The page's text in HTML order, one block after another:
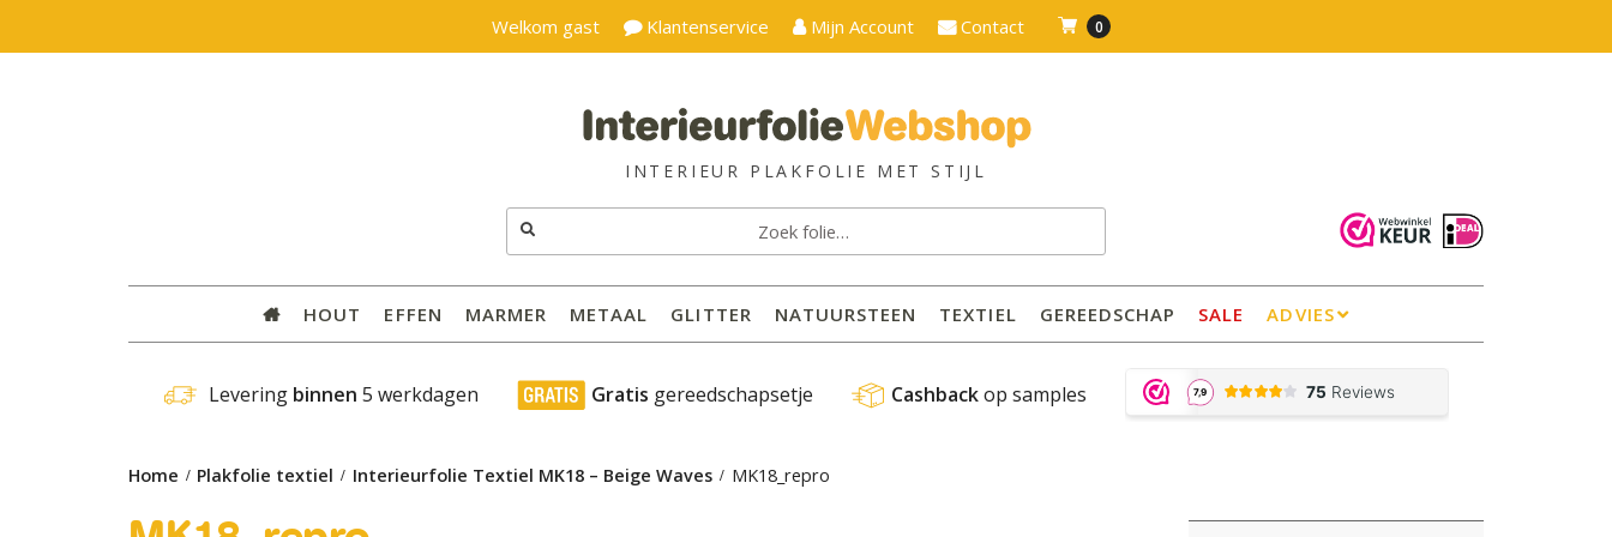
Welkom gast Klantenservice Mijn Account Contact 0
Zoeken
naar:
HOUT EFFEN MARMER METAAL GLITTER NATUURSTEEN TEXTIEL GEREEDSCHAP SALE ADVIES
Levering binnen 5 werkdagen Gratis gereedschapsetje Cashback op samples
Home Plakfolie textiel Interieurfolie Textiel MK18 – Beige Waves MK18_repro